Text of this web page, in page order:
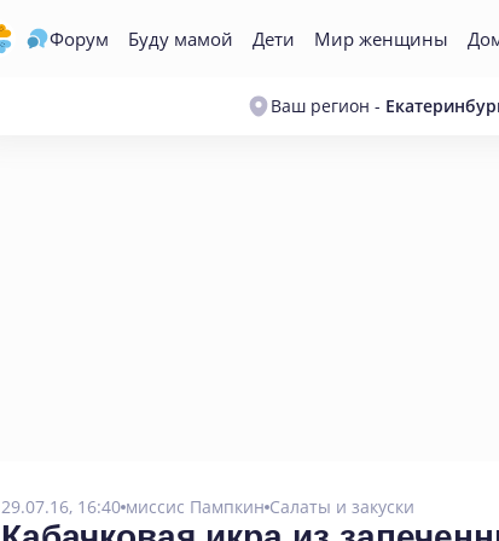
Форум Буду мамой Дети Мир женщины
Ваш регион -
29.07.16, 16:40 миссис Пампкин Салаты и закуски